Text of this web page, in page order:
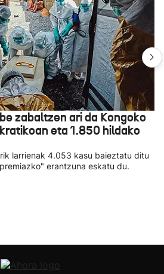
zabaltzen ari da Kongoko
eta 1.850 hildako
larrienak 4.053 kasu baieztatu ditu
erantzuna eskatu du.